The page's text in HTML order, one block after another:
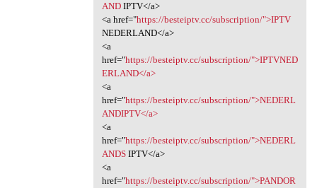
ANDIPTV</a>
<a href="https://besteiptv.cc/subscription/">IPTV
NEDERLAND</a>
<a
href="https://besteiptv.cc/subscription/">IPTVNED
ERLAND</a>
<a
href="https://besteiptv.cc/subscription/">NEDERL
ANDIPTV</a>
<a
href="https://besteiptv.cc/subscription/">NEDERL
ANDSIPTV</a>
<a
href="https://besteiptv.cc/subscription/">PANDOR